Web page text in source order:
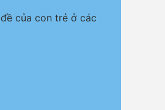
của con trẻ ở các